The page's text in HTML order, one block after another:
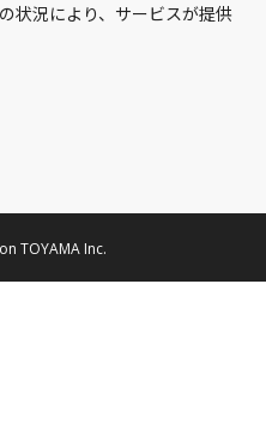
状況により、サービスが提供
TOYAMA Inc.